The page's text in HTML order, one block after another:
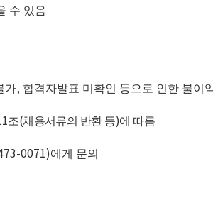
수 있음
가, 합격자발표 미확인 등으로 인한 불이
조(채용서류의 반환 등)에 따름
0071)에게 문의